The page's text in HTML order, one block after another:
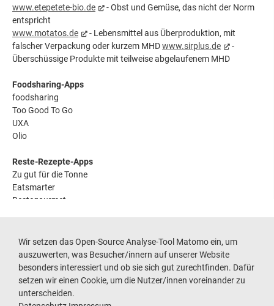
Wir setzen das Open-Source Analyse-Tool Matomo ein, um
auszuwerten, was Besucher/innern auf unserer Website
besonders interessiert und ob sie sich gut zurechtfinden. Dafür
setzen wir einen Cookie, um die Nutzer/innen voreinander zu
unterscheiden.
www.etepetete-bio.de
- Obst und Gemüse, das nicht der Norm
entspricht
www.motatos.de
- Lebensmittel aus Überproduktion, mit
falscher Verpackung oder kurzem MHDwww.sirplus.de
-
Überschüssige Produkte mit teilweise abgelaufenem MHD
Foodsharing-Apps
foodsharing
Too Good To Go
UXA
Olio
Reste-Rezepte-Apps
Zu gut für die Tonne
Eatsmarter
Restegourmet
CodeCheck
Yuka